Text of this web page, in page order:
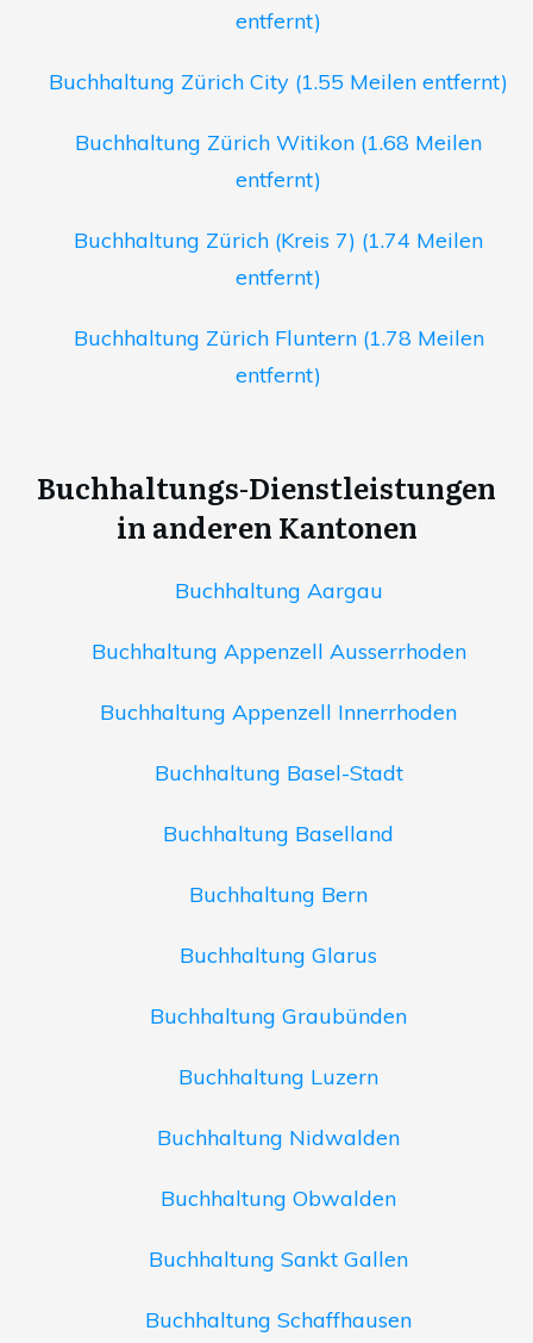
entfernt)
Buchhaltung Zürich City (1.55 Meilen entfernt)
Buchhaltung Zürich Witikon (1.68 Meilen
entfernt)
Buchhaltung Zürich (Kreis 7) (1.74 Meilen
entfernt)
Buchhaltung Zürich Fluntern (1.78 Meilen
entfernt)
Buchhaltungs-Dienstleistungen
in anderen Kantonen
Buchhaltung Aargau
Buchhaltung Appenzell Ausserrhoden
Buchhaltung Appenzell Innerrhoden
Buchhaltung Basel-Stadt
Buchhaltung Baselland
Buchhaltung Bern
Buchhaltung Glarus
Buchhaltung Graubünden
Buchhaltung Luzern
Buchhaltung Nidwalden
Buchhaltung Obwalden
Buchhaltung Sankt Gallen
Buchhaltung Schaffhausen